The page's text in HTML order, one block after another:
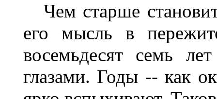
Чем старше
его мысль в
восемьдесят семь
глазами. Годы -- как